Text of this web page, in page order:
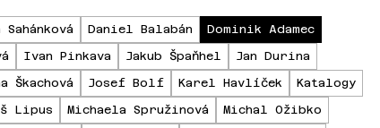
Sahánková Daniel Balabán
Dominik Adamec
Ivan Pinkava Jakub Špaňhel
Jan Durina
Škachová Josef Bolf Karel Havlíček
Katalogy
Lipus Michaela Spružinová
Michal Ožibko